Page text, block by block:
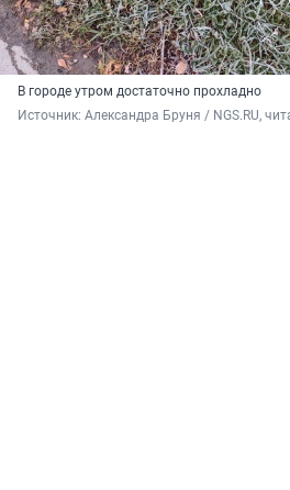
В городе утром достаточно прохладно
Источник: Александра Бруня / NGS.RU,